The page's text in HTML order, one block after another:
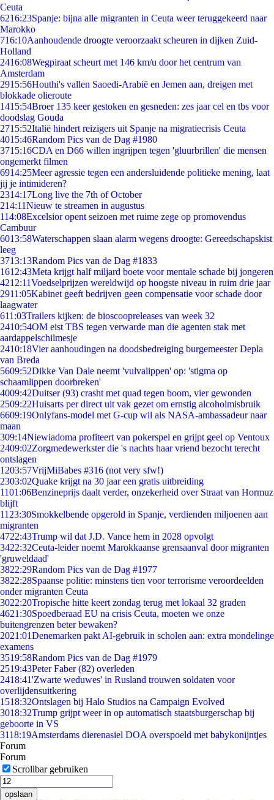
Ceuta
6216:23Spanje: bijna alle migranten in Ceuta weer teruggekeerd naar
Marokko
716:10Aanhoudende droogte veroorzaakt scheuren in dijken Zuid-
Holland
2416:08Wegpiraat scheurt met 146 km/u door het centrum van
Amsterdam
2915:56Houthi's vallen Saoedi-Arabië en Jemen aan, dreigen met
blokkade olieroute
1415:54Broer 135 keer gestoken en gesneden: zes jaar cel en tbs voor
doodslag Gouda
2715:52Italië hindert reizigers uit Spanje na migratiecrisis Ceuta
4015:46Random Pics van de Dag #1980
3715:16CDA en D66 willen ingrijpen tegen 'gluurbrillen' die mensen
ongemerkt filmen
6914:25Meer agressie tegen een andersluidende politieke mening, laat
jij je intimideren?
2314:17Long live the 7th of October
214:11Nieuw te streamen in augustus
114:08Excelsior opent seizoen met ruime zege op promovendus
Cambuur
6013:58Waterschappen slaan alarm wegens droogte: Gereedschapskist
leeg
3713:13Random Pics van de Dag #1833
1612:43Meta krijgt half miljard boete voor mentale schade bij jongeren
4212:11Voedselprijzen wereldwijd op hoogste niveau in ruim drie jaar
2911:05Kabinet geeft bedrijven geen compensatie voor schade door
laagwater
611:03Trailers kijken: de bioscoopreleases van week 32
2410:54OM eist TBS tegen verwarde man die agenten stak met
aardappelschilmesje
2410:18Vier aanhoudingen na doodsbedreiging burgemeester Depla
van Breda
5609:52Dikke Van Dale neemt 'vulvalippen' op: 'stigma op
schaamlippen doorbreken'
4009:42Duitser (93) crasht met quad tegen boom, vier gewonden
2509:22Huisarts per direct uit vak gezet om ernstig alcoholmisbruik
6609:19Onlyfans-model met G-cup wil als NASA-ambassadeur naar
maan
309:14Niewiadoma profiteert van pokerspel en grijpt geel op Ventoux
2409:02Zorgmedewerkster die 's nachts haar vriend bezocht terecht
ontslagen
1203:57VrijMiBabes #316 (not very sfw!)
2303:02Quake krijgt na 30 jaar een gratis uitbreiding
1101:06Benzineprijs daalt verder, onzekerheid over Straat van Hormuz
blijft
11 23:30Smokkelbende opgerold in Spanje, verdienden miljoenen aan
migranten
4722:43Trump wil dat J.D. Vance hem in 2028 opvolgt
3422:32Ceuta-leider noemt Marokkaanse grensaanval door migranten
'gruweldaad'
3822:29Random Pics van de Dag #1977
3822:28Spaanse politie: minstens tien voor terrorisme veroordeelden
onder migranten Ceuta
3022:20Tropische hitte keert zondag terug met lokaal 32 graden
4621:30Spoedberaad EU na crisis Ceuta, moeten we onze
buitengrenzen beter bewaken?
2021:01Denemarken pakt AI-gebruik in scholen aan: extra mondelinge
examens
3519:58Random Pics van de Dag #1979
2519:43Peter Faber (82) overleden
2418:41'Zwarte weduwes' in Rusland trouwen soldaten voor
overlijdensuitkering
1518:32Ontslagen bij Halo Studios na Campaign Evolved
3018:32Trump grijpt weer in op automatisch staatsburgerschap bij
geboorte in VS
3118:19Amsterdams dierenasiel DOA overspoeld met babykonijntjes
Forum
Forum
Scrollbar gebruiken
opslaan